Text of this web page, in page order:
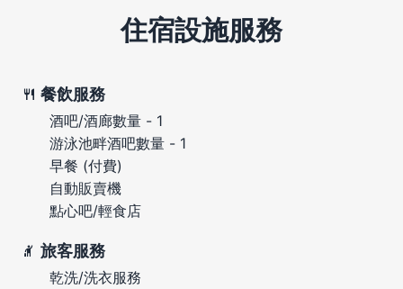
住宿設施服務
餐飲服務
酒吧/酒廊數量 - 1
游泳池畔酒吧數量 - 1
早餐 (付費)
自動販賣機
點心吧/輕食店
旅客服務
乾洗/洗衣服務